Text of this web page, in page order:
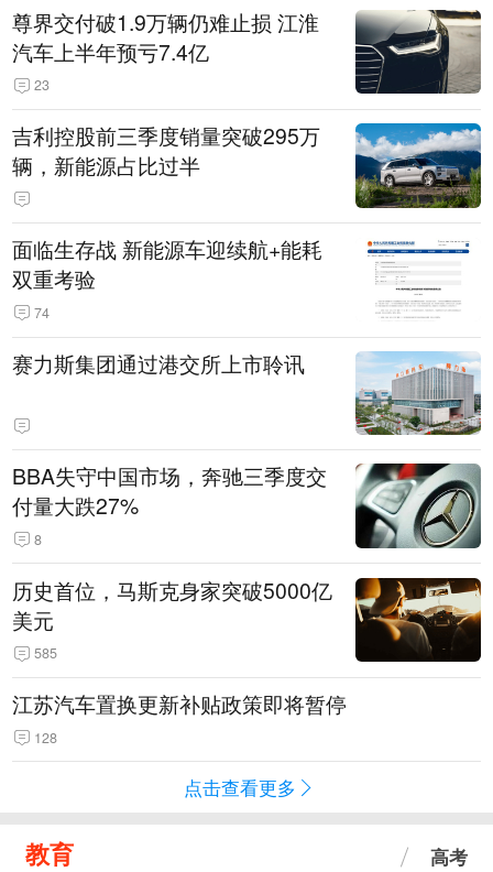
尊界交付破1.9万辆仍难止损 江淮
汽车上半年预亏7.4亿
23
吉利控股前三季度销量突破295万
辆，新能源占比过半
面临生存战 新能源车迎续航+能耗
双重考验
74
赛力斯集团通过港交所上市聆讯
BBA失守中国市场，奔驰三季度交
付量大跌27%
8
历史首位，马斯克身家突破5000亿
美元
585
江苏汽车置换更新补贴政策即将暂停
128
点击查看更多
教育 高考